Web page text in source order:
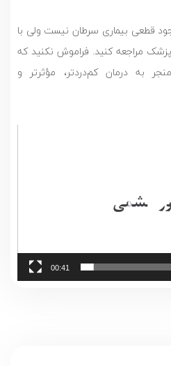
قطعی بیماری سرطان نیست ولی با
مراجعه کنید. فراموش نکنید که
به درمان کم‌دردتر، مؤثرتر و
00:41